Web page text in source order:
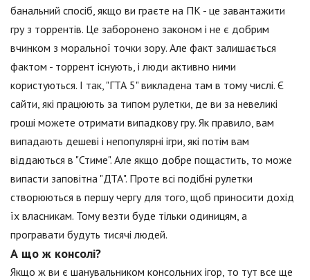
банальний спосіб, якщо ви граєте на ПК - це завантажити
гру з торрентів. Це заборонено законом і не є добрим
вчинком з моральної точки зору. Але факт залишається
фактом - торрент існують, і люди активно ними
користуються. І так, "ГТА 5" викладена там в тому числі. Є
сайти, які працюють за типом рулетки, де ви за невеликі
гроші можете отримати випадкову гру. Як правило, вам
випадають дешеві і непопулярні ігри, які потім вам
віддаються в "Стиме". Але якщо добре пощастить, то може
випасти заповітна "ДТА". Проте всі подібні рулетки
створюються в першу чергу для того, щоб приносити дохід
їх власникам. Тому везти буде тільки одиницям, а
програвати будуть тисячі людей.
А що ж консолі?
Якщо ж ви є шанувальником консольних ігор, то тут все ще